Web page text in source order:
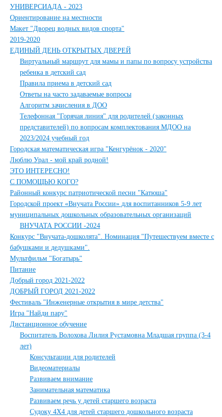
УНИВЕРСИАДА - 2023
Ориентирование на местности
Макет "Дворец водных видов спорта"
2019-2020
ЕДИНЫЙ ДЕНЬ ОТКРЫТЫХ ДВЕРЕЙ
Виртуальный маршрут для мамы и папы по вопросу устройства
ребенка в детский сад
Правила приема в детский сад
Ответы на часто задаваемые вопросы
Алгоритм зачисления в ДОО
Телефонная "Горячая линия" для родителей (законных
представителей) по вопросам комплектования МДОО на
2023/2024 учебный год
Городская математическая игра "Кенгурёнок - 2020"
Люблю Урал - мой край родной!
ЭТО ИНТЕРЕСНО!
С ПОМОЩЬЮ КОГО?
Районный конкурс патриотической песни "Катюша"
Городской проект «Внучата России» для воспитанников 5-9 лет
муниципальных дошкольных образовательных организаций
ВНУЧАТА РОССИИ -2024
Конкурс "Внучата-дошколята". Номинация "Путешествуем вместе с
бабушками и дедушками".
Мультфильм "Богатырь"
Питание
Добрый город 2021-2022
ДОБРЫЙ ГОРОД 2021-2022
Фестиваль "Инженерные открытия в мире детства"
Игра "Найди пару"
Дистанционное обучение
Воспитатель Волохова Лилия Рустамовна Младшая группа (3-4
лет)
Консультации для родителей
Видеоматериалы
Развиваем внимание
Занимательная математика
Развиваем речь у детей старшего возраста
Судоку 4Х4 для детей старшего дошкольного возраста